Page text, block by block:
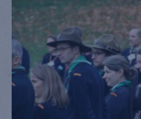
avec la nature et la relation à
méthode semble répondre aux
nombreuses familles. Une étude
publiée en 2024 souligne
sociale : les anciens scouts se
davantage engagés dans la vie
bénévolat et développent des
valorisées dans le monde
Pourquoi la pédagogie créée
au début du […]